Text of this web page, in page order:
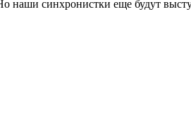
наши синхронистки еще будут